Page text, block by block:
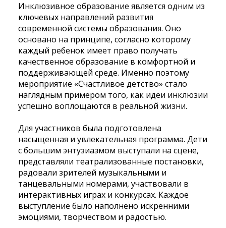
Инклюзивное образование является одним из
ключевых направлений развития
современной системы образования. Оно
основано на принципе, согласно которому
каждый ребенок имеет право получать
качественное образование в комфортной и
поддерживающей среде. Именно поэтому
мероприятие «Счастливое детство» стало
наглядным примером того, как идеи инклюзии
успешно воплощаются в реальной жизни.
Для участников была подготовлена
насыщенная и увлекательная программа. Дети
с большим энтузиазмом выступали на сцене,
представляли театрализованные постановки,
радовали зрителей музыкальными и
танцевальными номерами, участвовали в
интерактивных играх и конкурсах. Каждое
выступление было наполнено искренними
эмоциями, творчеством и радостью.